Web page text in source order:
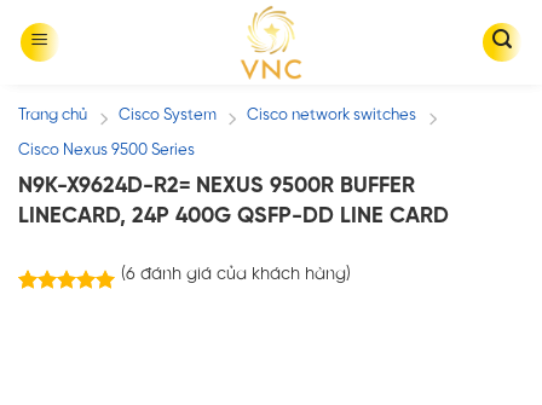
Trang chủ / Cisco System / Cisco network switches /
Cisco Nexus 9500 Series
N9K-X9624D-R2= NEXUS 9500R BUFFER
LINECARD, 24P 400G QSFP-DD LINE CARD
(6đánh giá của khách hàng)